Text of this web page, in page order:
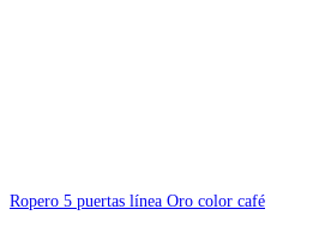
Ropero 5 puertas línea Oro color café